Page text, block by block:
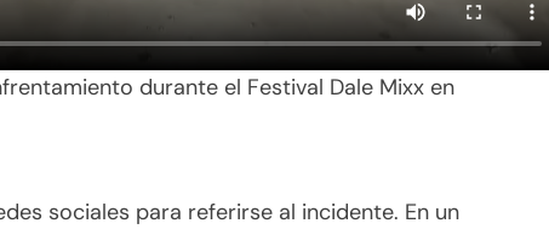
durante el Festival Dale Mixx en
sociales para referirse al incidente. En un